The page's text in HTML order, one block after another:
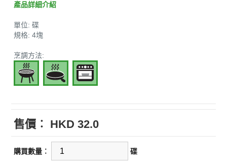
產品詳細介紹
單位: 碟
規格: 4塊
烹調方法:
售價︰ HKD 32.0
購買數量︰ 碟